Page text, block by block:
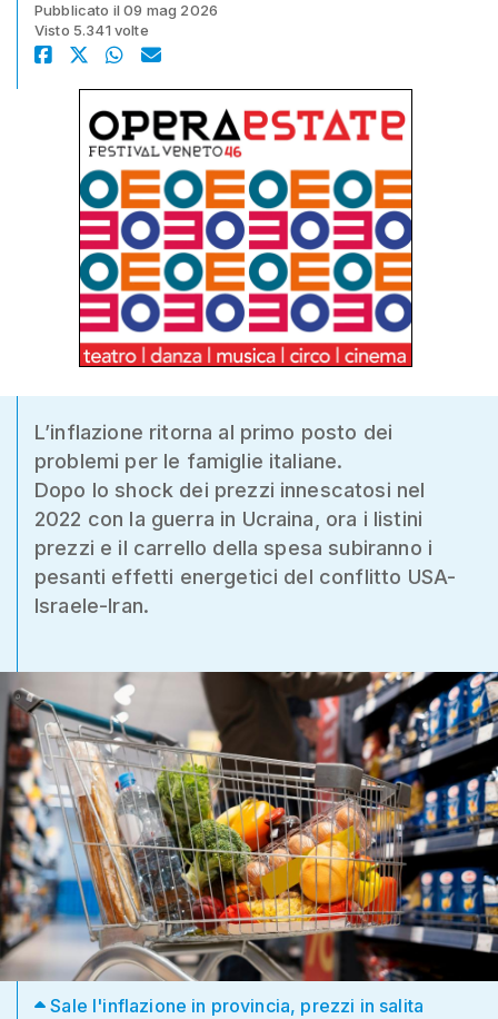
Pubblicato il 09 mag 2026
Visto 5.341 volte
L’inflazione ritorna al primo posto dei
problemi per le famiglie italiane.
Dopo lo shock dei prezzi innescatosi nel
2022 con la guerra in Ucraina, ora i listini
prezzi e il carrello della spesa subiranno i
pesanti effetti energetici del conflitto USA-
Israele-Iran.
Sale l'inflazione in provincia, prezzi in salita